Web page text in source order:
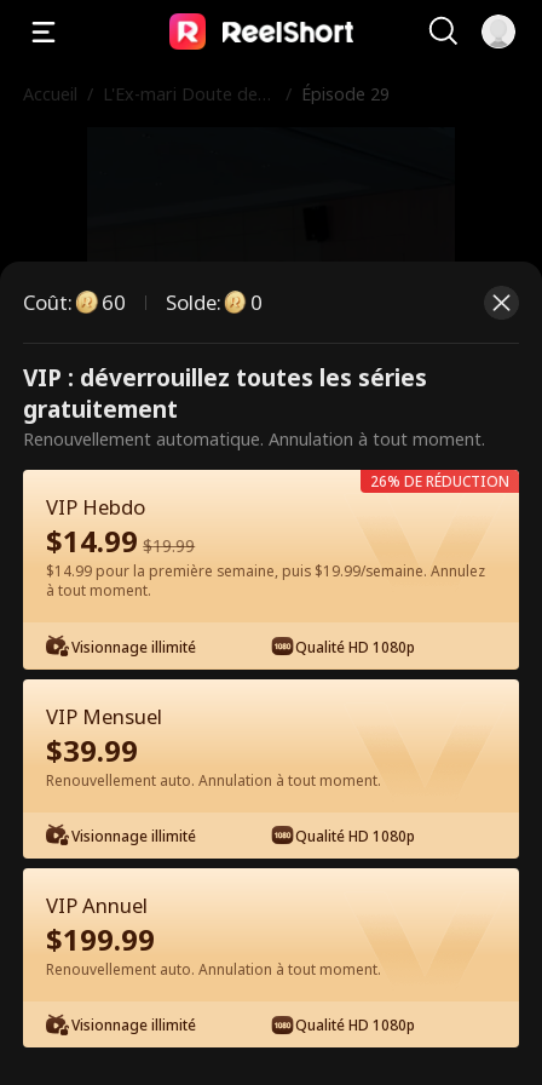
Accueil / L'Ex-mari Doute de
/ Épisode 29
Ce sont des épisodes payants.
Débloquez pour regarder.
60 Débloquer maintenant
Épisode 29 - L'Ex-mari Doute de Mon
Identité d'Héritière Film complet
1-50 51-73 Tous les épisodes
29
Coût: 60 Solde: 0
VIP : déverrouillez toutes les séries
gratuitement
Renouvellement automatique. Annulation à tout moment.
VIP Hebdo
$14.99 $19.99
$14.99 pour la première semaine, puis $19.99/semaine. Annulez
à tout moment.
Visionnage illimité Qualité HD 1080p
26% DE RÉDUCTION
VIP Mensuel
$39.99
Renouvellement auto. Annulation à tout moment.
Visionnage illimité Qualité HD 1080p
VIP Annuel
$199.99
Renouvellement auto. Annulation à tout moment.
Visionnage illimité Qualité HD 1080p